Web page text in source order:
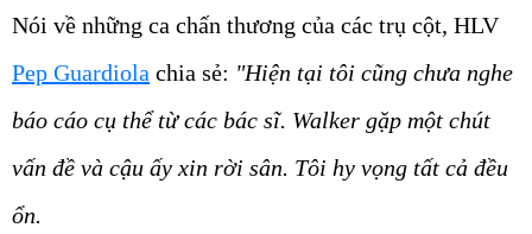
Nói về những ca chấn thương của các trụ cột, HLV
Pep Guardiola chia sẻ: "Hiện tại tôi cũng chưa nghe
báo cáo cụ thể từ các bác sĩ. Walker gặp một chút
vấn đề và cậu ấy xin rời sân. Tôi hy vọng tất cả đều
ổn.